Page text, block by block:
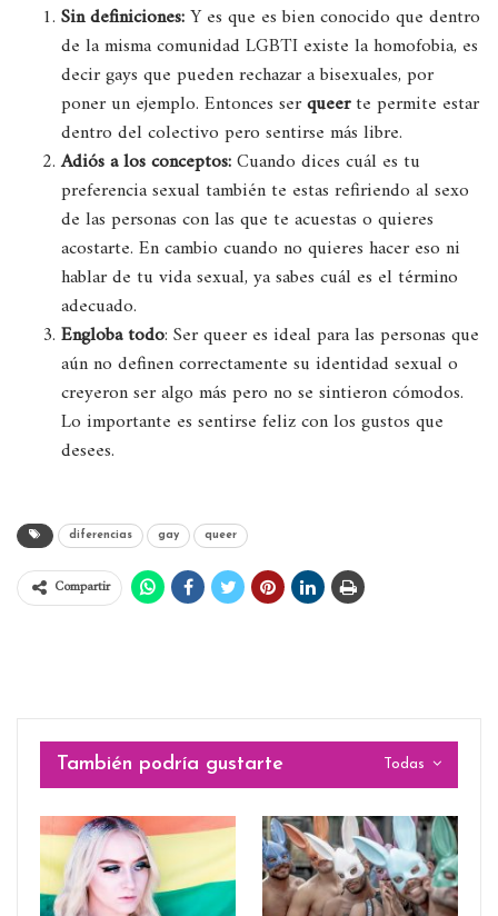
Sin definiciones:Y es que es bien conocido que dentro
de la misma comunidad LGBTI existe la homofobia, es
decir gays que pueden rechazar a bisexuales, por
poner un ejemplo. Entonces serqueerte permite estar
dentro del colectivo pero sentirse más libre.
Adiós a los conceptos:Cuando dices cuál es tu
preferencia sexual también te estas refiriendo al sexo
de las personas con las que te acuestas o quieres
acostarte. En cambio cuando no quieres hacer eso ni
hablar de tu vida sexual, ya sabes cuál es el término
adecuado.
Engloba todo: Ser queer es ideal para las personas que
aún no definen correctamente su identidad sexual o
creyeron ser algo más pero no se sintieron cómodos.
Lo importante es sentirse feliz con los gustos que
desees.
diferencias gay queer
Compartir
Todas
También podría gustarte